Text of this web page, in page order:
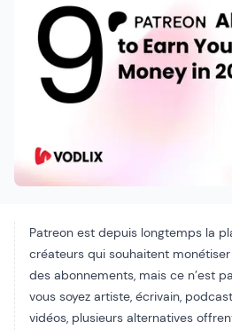
Patreon est depuis longtemps la
créateurs qui souhaitent
des abonnements, mais ce n’est
vous soyez artiste, écrivain,
vidéos, plusieurs alternatives